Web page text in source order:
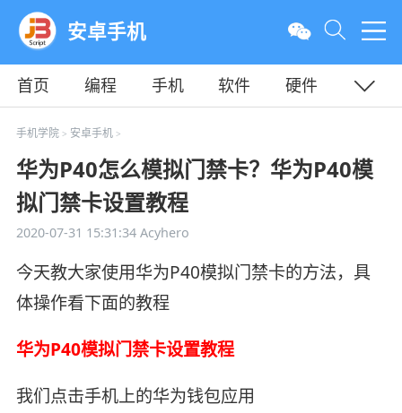
安卓手机
首页 编程 手机 软件
硬件
教程
平面
手机学院> 安卓手机>
华为P40怎么模拟门禁卡？华为P40模
拟门禁卡设置教程
2020-07-31 15:31:34Acyhero
今天教大家使用华为P40模拟门禁卡的方法，具
体操作看下面的教程
华为P40模拟门禁卡设置教程
我们点击手机上的华为钱包应用